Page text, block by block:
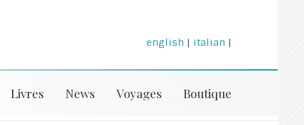
english | italian |
Boutique
Voyages
News
Livres